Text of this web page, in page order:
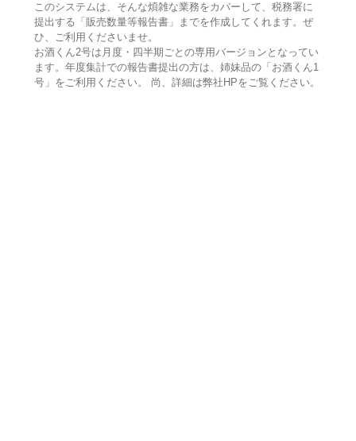
このシステムは、そんな煩雑な業務をカバーして、税務署に
提出する「販売数量等報告書」までを作成してくれます。ぜ
ひ、ご利用くださいませ。
お酒くん2号は月度・四半期ごとの専用バージョンとなってい
ます。年度集計での報告書提出の方は、姉妹品の「お酒くん1
号」をご利用ください。 尚、詳細は弊社HPをご覧ください。